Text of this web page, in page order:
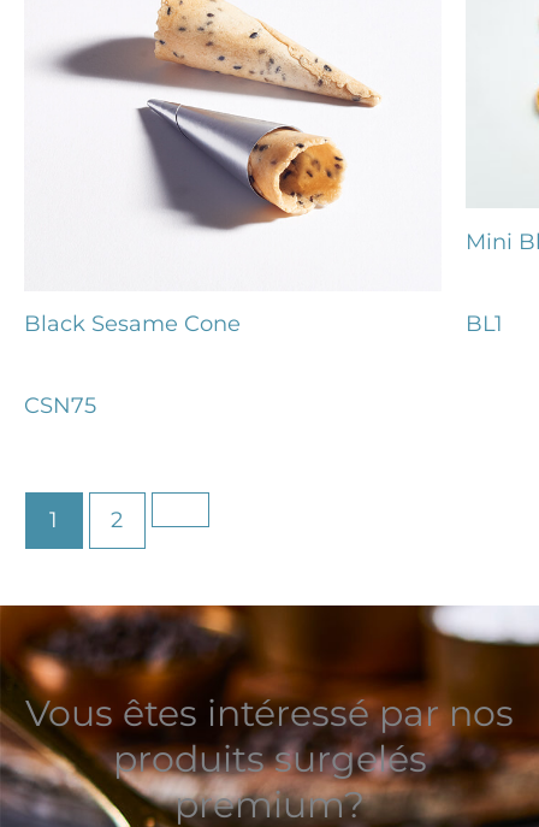
Black Sesame Cone
CSN75
Mini
BL1
1 2
Vous êtes intéressé par nos
produits surgelés
premium?